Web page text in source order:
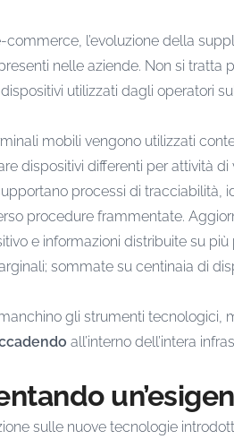
l’evoluzione della
nelle aziende. Non si tratta
utilizzati dagli operatori
mobili vengono utilizzati
dispositivi differenti per attività
processi di tracciabilità,
procedure frammentate.
e informazioni distribuite su
sommate su centinaia di
gli strumenti tecnologici,
all’interno dell’intera
sulle nuove tecnologie